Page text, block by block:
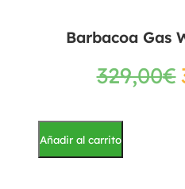
Barbacoa Gas
329,00€
Añadir al carrito